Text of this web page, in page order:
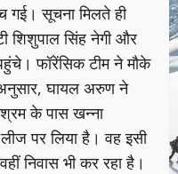
गई। सूचना मिलते ही
शिशुपाल सिंह नेगी और
फॉरेंसिक टीम ने मौके
घायल अरुण ने
के पास खन्ना
पर लिया है। वह इसी
निवास भी कर रहा है।